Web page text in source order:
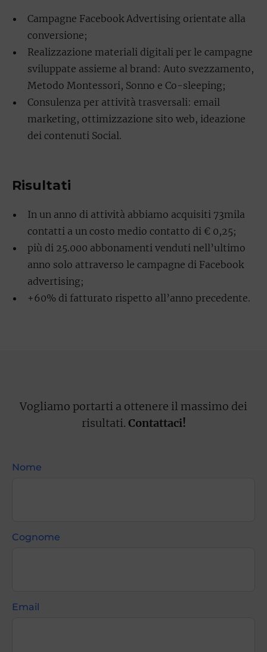
Campagne Facebook Advertising orientate alla
conversione;
Realizzazione materiali digitali per le campagne
sviluppate assieme al brand: Auto svezzamento,
Metodo Montessori, Sonno e Co-sleeping;
Consulenza per attività trasversali: email
marketing, ottimizzazione sito web, ideazione
dei contenuti Social.
Risultati
In un anno di attività abbiamo acquisiti 73mila
contatti a un costo medio contatto di € 0,25;
più di 25.000 abbonamenti venduti nell’ultimo
anno solo attraverso le campagne di Facebook
advertising;
+60% di fatturato rispetto all’anno precedente.
Vogliamo portarti a ottenere il massimo dei
risultati. Contattaci!
Nome
Cognome
Email